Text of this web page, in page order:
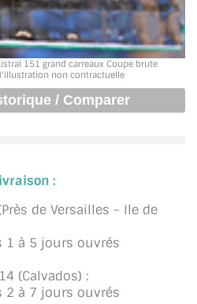
PORTE EN VERRE
151 grand carreaux Coupe brute
non contractuelle
:
de Versailles - Ile de
1 à 5 jours ouvrés
(Calvados) :
2 à 7 jours ouvrés